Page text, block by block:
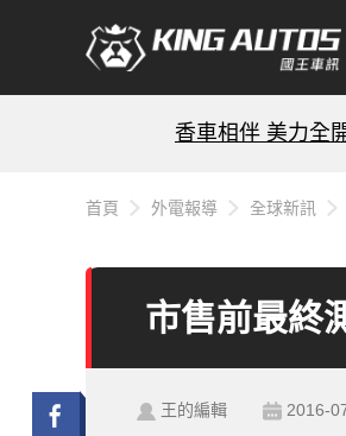
香車相伴 美力全
首頁 外電報導 全球新訊
市售前最終
王的編輯 2016-